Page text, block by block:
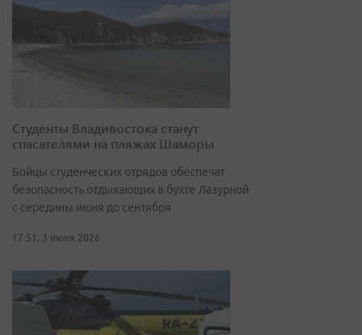
Студенты Владивостока станут
спасателями на пляжах Шаморы
Бойцы студенческих отрядов обеспечат
безопасность отдыхающих в бухте Лазурной
с середины июня до сентября
17:51, 3 июня 2026